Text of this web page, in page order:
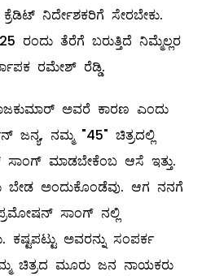
ನಿರ್ದೇಶಕರಿಗೆ ಸೇರಬೇಕು.
ರಂದು ತೆರೆಗೆ ಬರುತ್ತಿದೆ ನಿಮ್ಮೆಲ್ಲರ
ರಮೇಶ್ ರೆಡ್ಡಿ.
ಅವರೆ ಕಾರಣ ಎಂದು
ಜನ್ಯ, ನಮ್ಮ "45" ಚಿತ್ರದಲ್ಲಿ
ಮಾಡಬೇಕೆಂಬ ಆಸೆ ಇತ್ತು.
ಅಂದುಕೊಂಡೆವು. ಆಗ ನನಗೆ
ಸಾಂಗ್ ನಲ್ಲಿ
ಅವರನ್ನು ಸಂಪರ್ಕ
ಚಿತ್ರದ ಮೂರು ಜನ ನಾಯಕರು